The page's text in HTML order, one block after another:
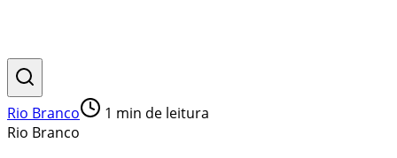
Rio Branco 1 min de leitura
Rio Branco